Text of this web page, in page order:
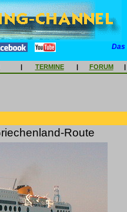
Das
| TERMINE | FORUM |
Route